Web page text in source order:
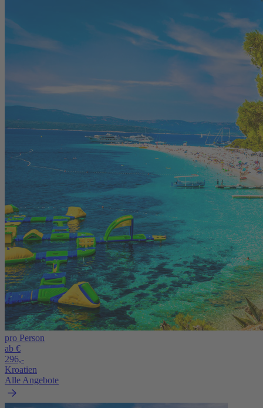
pro Person
ab €
296,-
Kroatien
Alle Angebote